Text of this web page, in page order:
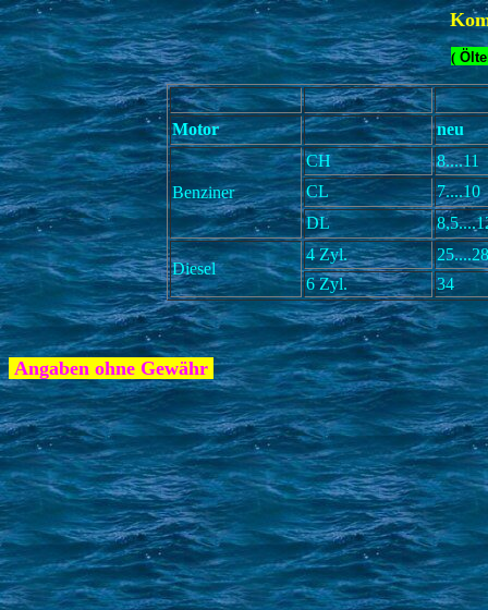
(
Motor neu
Benziner
CH
8....11
CL
7....10
DL
Diesel
4 Zyl.
25....28
6 Zyl.
34
Angaben ohne Gewähr